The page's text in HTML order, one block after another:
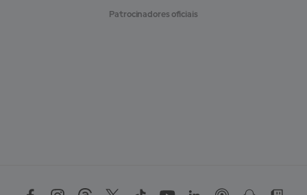
Patrocinadores oficiais